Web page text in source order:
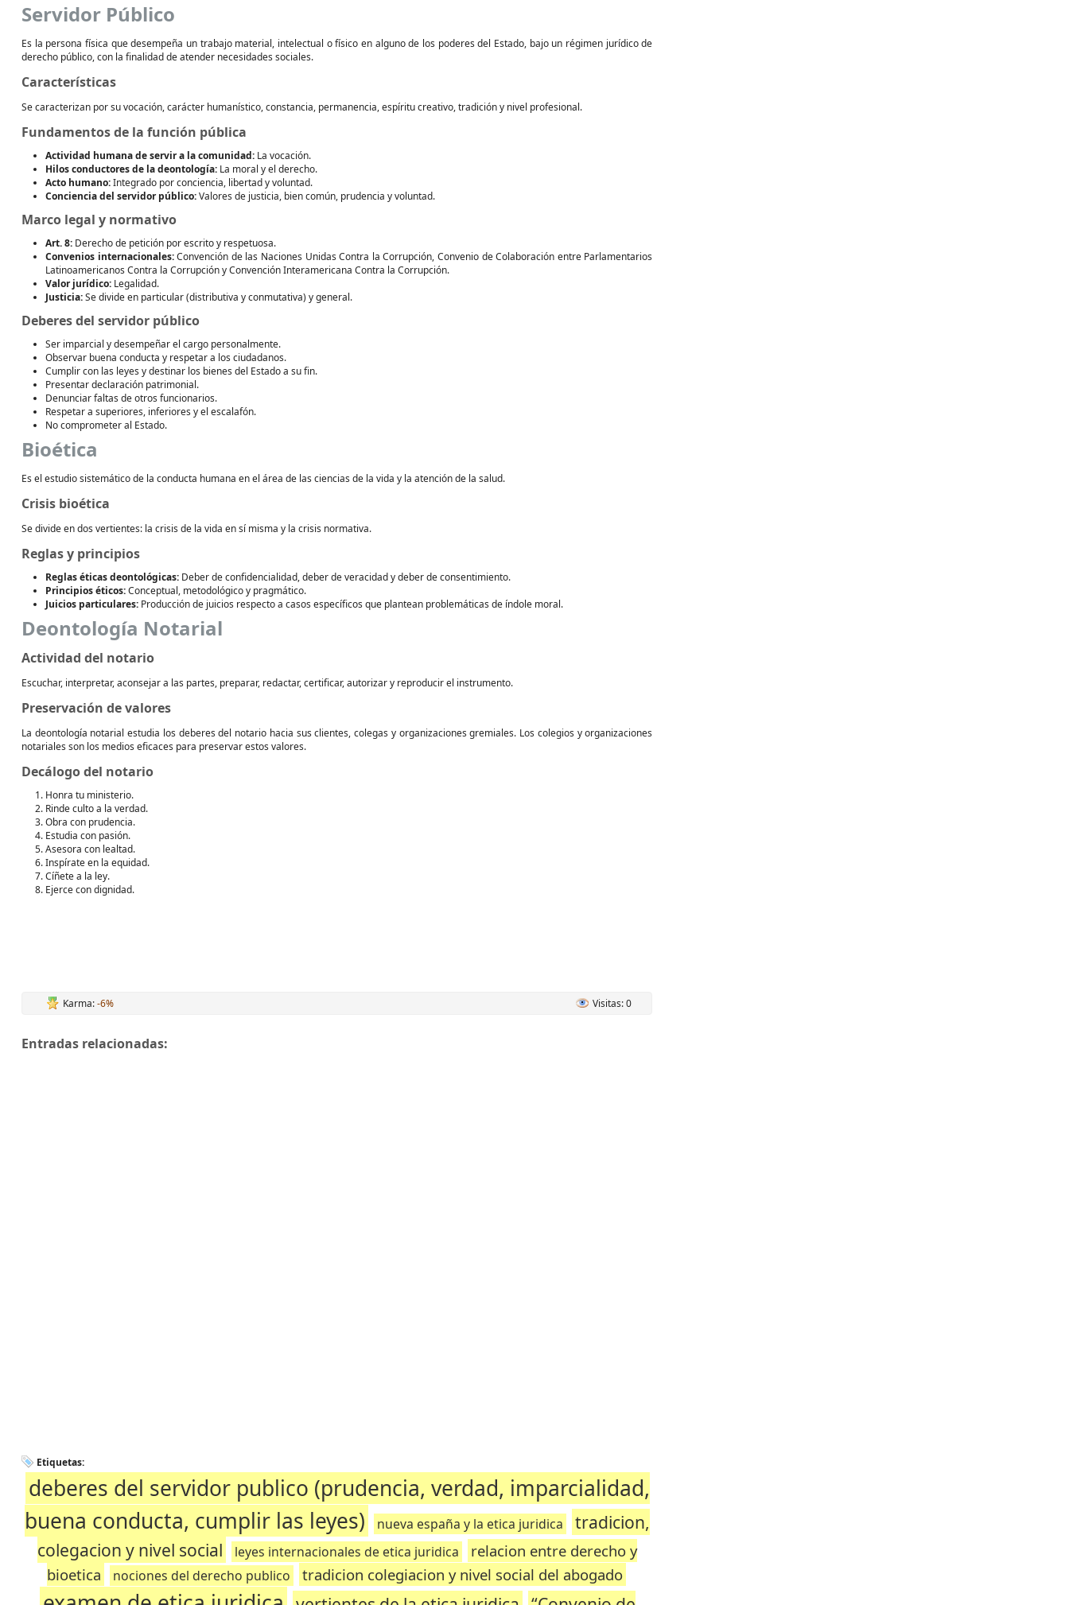
Servidor Público
Es la persona física que desempeña un trabajo material, intelectual o físico en alguno de los poderes del Estado, bajo un régimen jurídico de
derecho público, con la finalidad de atender necesidades sociales.
Características
Se caracterizan por su vocación, carácter humanístico, constancia, permanencia, espíritu creativo, tradición y nivel profesional.
Fundamentos de la función pública
Actividad humana de servir a la comunidad: La vocación.
Hilos conductores de la deontología: La moral y el derecho.
Acto humano:Integrado por conciencia, libertad y voluntad.
Conciencia del servidor público:Valores de justicia, bien común, prudencia y voluntad.
Marco legal y normativo
Art. 8: Derecho de petición por escrito y respetuosa.
Convenios internacionales:Convención de las Naciones Unidas Contra la Corrupción, Convenio de Colaboración entre Parlamentarios
Latinoamericanos Contra la Corrupción y Convención Interamericana Contra la Corrupción.
Valor jurídico: Legalidad.
Justicia:Se divide en particular (distributiva y conmutativa) y general.
Deberes del servidor público
Ser imparcial y desempeñar el cargo personalmente.
Observar buena conducta y respetar a los ciudadanos.
Cumplir con las leyes y destinar los bienes del Estado a su fin.
Presentar declaración patrimonial.
Denunciar faltas de otros funcionarios.
Respetar a superiores, inferiores y el escalafón.
No comprometer al Estado.
Bioética
Es el estudio sistemático de la conducta humana en el área de las ciencias de la vida y la atención de la salud.
Crisis bioética
Se divide en dos vertientes: la crisis de la vida en sí misma y la crisis normativa.
Reglas y principios
Reglas éticas deontológicas: Deber de confidencialidad, deber de veracidad y deber de consentimiento.
Principios éticos:Conceptual, metodológico y pragmático.
Juicios particulares: Producción de juicios respecto a casos específicos que plantean problemáticas de índole moral.
Deontología Notarial
Actividad del notario
Escuchar, interpretar, aconsejar a las partes, preparar, redactar, certificar, autorizar y reproducir el instrumento.
Preservación de valores
La deontología notarial estudia los deberes del notario hacia sus clientes, colegas y organizaciones gremiales. Los colegios y organizaciones
notariales son los medios eficaces para preservar estos valores.
Decálogo del notario
Honra tu ministerio.
Rinde culto a la verdad.
Obra con prudencia.
Estudia con pasión.
Asesora con lealtad.
Inspírate en la equidad.
Cíñete a la ley.
Ejerce con dignidad.
Karma:-6% Visitas: 0
Entradas relacionadas:
Etiquetas:
deberes del servidor publico (prudencia, verdad, imparcialidad,
buena conducta, cumplir las leyes)
nueva españa y la etica juridica
tradicion,
colegacion y nivel social
leyes internacionales de etica juridica
relacion entre derecho y
bioetica
nociones del derecho publico tradicion colegiacion y nivel social del abogado